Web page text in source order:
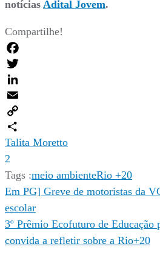
notícias Adital Jovem.
Compartilhe!
Facebook
Twitter
LinkedIn
Email
Copy
Link
Compartilhar
Talita Moretto
2
Tags :meio ambienteRio +20
Navegação
de
Post
Em PG] Greve de motoristas da
escolar
3º Prêmio Ecofuturo de Educação
convida a refletir sobre a Rio+20